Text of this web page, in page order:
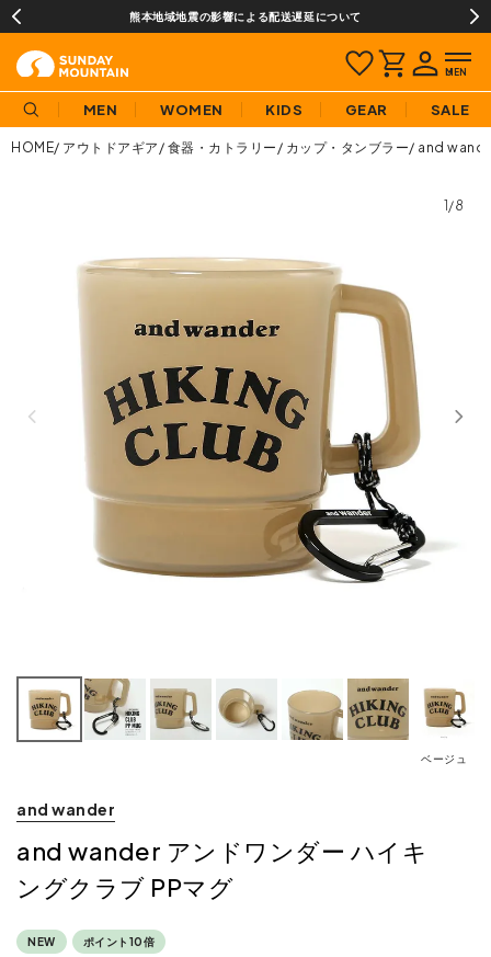
熊本地域地震の影響による配送遅延について
MEN WOMEN KIDS GEAR SALE
HOME アウトドアギア 食器・カトラリー カップ・タンブラー and
1/8
ベージュ
and wander
and wander アンドワンダー ハイキ
ングクラブ PPマグ
NEW ポイント10倍